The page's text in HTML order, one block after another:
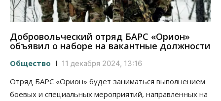
Добровольческий отряд БАРС «Орион»
объявил о наборе на вакантные должности
Общество 11 декабря 2024, 13:16
Отряд БАРС «Орион» будет заниматься выполнением
боевых и специальных мероприятий, направленных на